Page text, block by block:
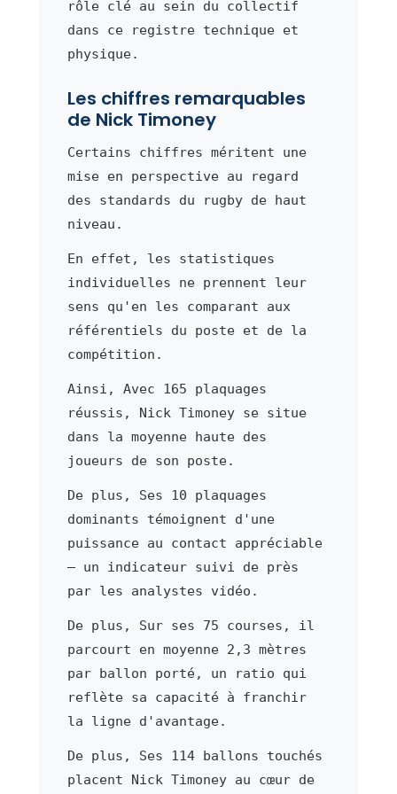
rôle clé au sein du collectif
dans ce registre technique et
physique.
Les chiffres remarquables
de Nick Timoney
Certains chiffres méritent une
mise en perspective au regard
des standards du rugby de haut
niveau.
En effet, les statistiques
individuelles ne prennent leur
sens qu'en les comparant aux
référentiels du poste et de la
compétition.
Ainsi, Avec 165 plaquages
réussis, Nick Timoney se situe
dans la moyenne haute des
joueurs de son poste.
De plus, Ses 10 plaquages
dominants témoignent d'une
puissance au contact appréciable
— un indicateur suivi de près
par les analystes vidéo.
De plus, Sur ses 75 courses, il
parcourt en moyenne 2,3 mètres
par ballon porté, un ratio qui
reflète sa capacité à franchir
la ligne d'avantage.
De plus, Ses 114 ballons touchés
placent Nick Timoney au cœur de